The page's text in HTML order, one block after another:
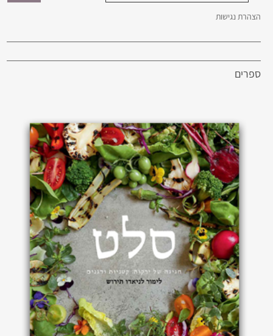
הצהרת נגישות
ספרים